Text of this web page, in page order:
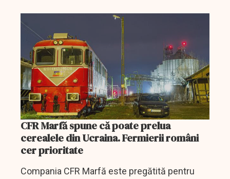
CFR Marfă spune că poate prelua
cerealele din Ucraina. Fermierii români
cer prioritate
Compania CFR Marfă este pregătită pentru